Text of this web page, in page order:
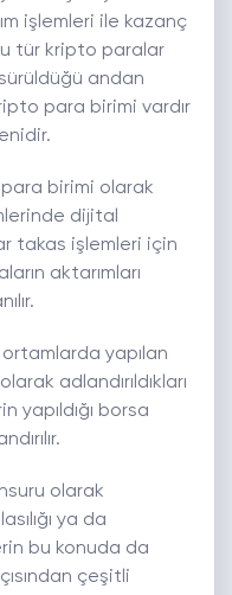
işlemleri ile kazanç
tür kripto paralar
andan
para birimi vardır
birimi olarak
dijital
takas işlemleri için
aktarımları
yapılan
adlandırıldıkları
yapıldığı borsa
olarak
ya da
bu konuda da
çeşitli